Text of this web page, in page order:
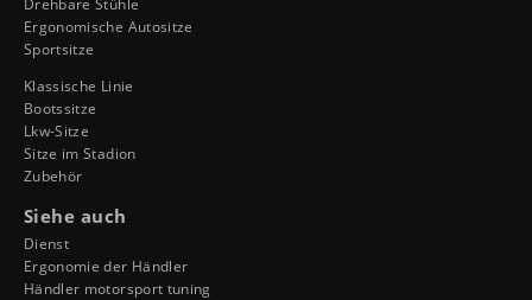
Drehbare Stühle
Ergonomische Autositze
Sportsitze
Klassische Linie
Bootssitze
Lkw-Sitze
Sitze im Stadion
Zubehör
Siehe auch
Dienst
Ergonomie der Händler
Händler motorsport tuning